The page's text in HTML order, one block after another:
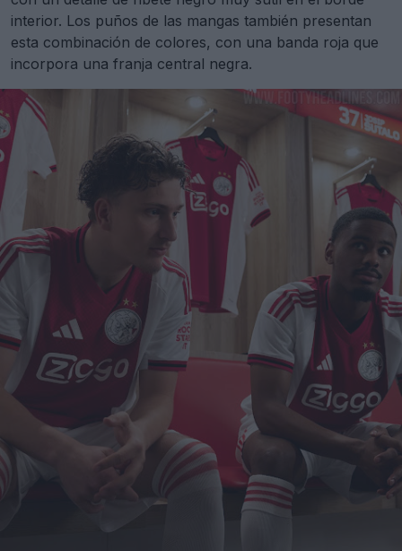
interior. Los puños de las mangas también presentan
esta combinación de colores, con una banda roja que
incorpora una franja central negra.